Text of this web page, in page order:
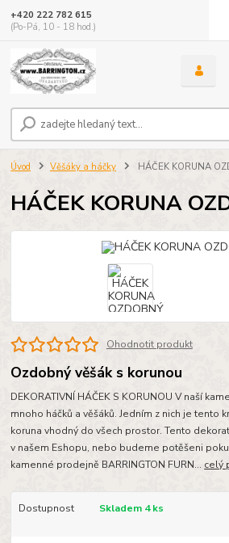
+420 222 782 615
(Po-Pá, 10 - 18 hod.)
Úvod Věšáky a háčky HÁČEK KORUNA
HÁČEK KORUNA
Ohodnotit produkt
Ozdobný věšák s korunou
DEKORATIVNÍ HÁČEK S KORUNOU V naší
mnoho háčků a věšáků. Jedním z nich je tento
koruna vhodný do všech prostor. Tento
v našem Eshopu, nebo budeme potěšeni
kamenné prodejně BARRINGTON FURN... celý
Dostupnost Skladem 4 ks